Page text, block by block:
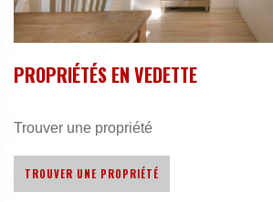
PROPRIÉTÉS EN VEDETTE
Trouver une propriété
TROUVER UNE PROPRIÉTÉ